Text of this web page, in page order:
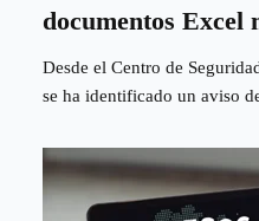
documentos Excel
Desde el Centro de
se ha identificado un aviso